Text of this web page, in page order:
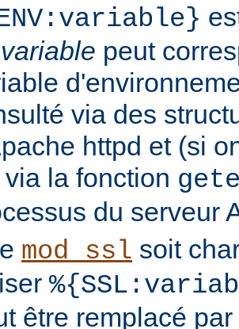
variable peut
via des
httpd et (si
via la fonction
du serveur
mod_ssl soit
être remplacé